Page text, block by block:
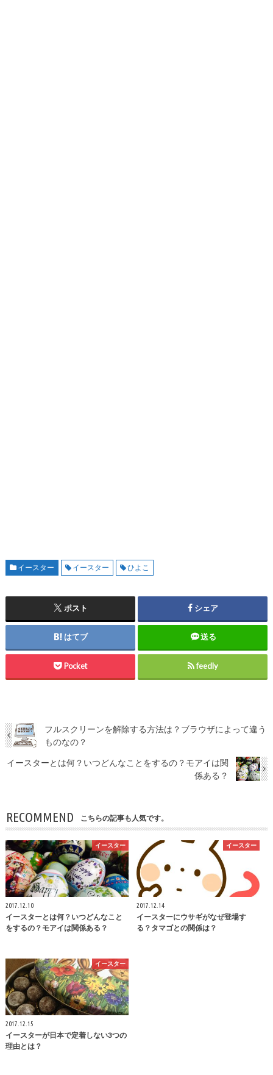
イースター イースター ひよこ
ポスト シェア
はてブ 送る
Pocket feedly
フルスクリーンを解除する方法は？ブラウザによって違う
ものなの？
イースターとは何？いつどんなことをするの？モアイは関
係ある？
RECOMMEND こちらの記事も人気です。
イースター
2017.12.10
イースターとは何？いつどんなこと
をするの？モアイは関係ある？
イースター
2017.12.14
イースターにウサギがなぜ登場す
る？タマゴとの関係は？
イースター
2017.12.15
イースターが日本で定着しない3つの
理由とは？